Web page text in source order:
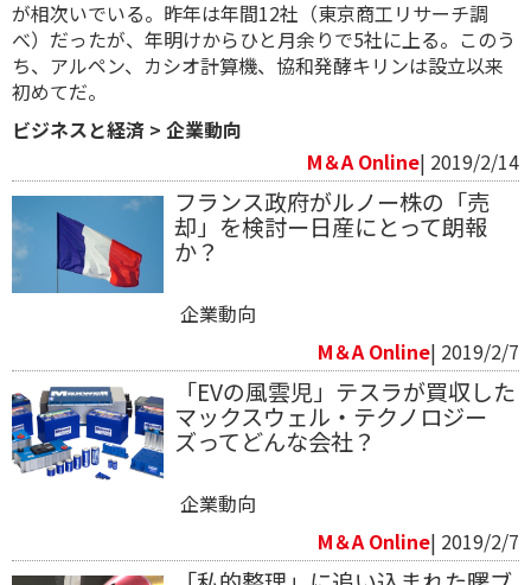
が相次いでいる。昨年は年間12社（東京商工リサーチ調
べ）だったが、年明けからひと月余りで5社に上る。このう
ち、アルペン、カシオ計算機、協和発酵キリンは設立以来
初めてだ。
ビジネスと経済 > 企業動向
M＆A Online| 2019/2/14
フランス政府がルノー株の「売
却」を検討ー日産にとって朗報
か？
企業動向
M＆A Online| 2019/2/7
「EVの風雲児」テスラが買収した
マックスウェル・テクノロジー
ズってどんな会社？
企業動向
M＆A Online| 2019/2/7